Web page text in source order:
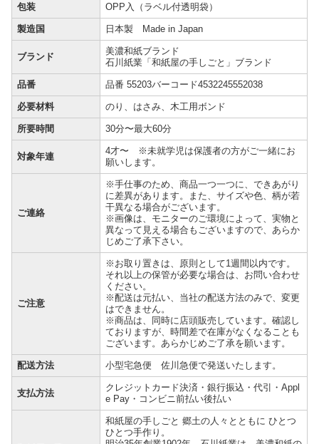
包装 OPP入（ラベル付透明袋）
製造国 日本製 Made in Japan
ブランド
美濃和紙ブランド
石川紙業「和紙屋の手しごと」ブランド
品番 品番 55203バーコード4532245552038
必要材料 のり、はさみ、木工用ボンド
所要時間 30分〜最大60分
対象年連
4才〜 ※未就学児は保護者の方がご一緒にお
願いします。
ご連絡
※手仕事のため、商品一つ一つに、できあがり
に差異があります。また、サイズや色、柄が若
干異なる場合がございます。
※画像は、モニターのご環境によって、実物と
異なって見える場合もございますので、あらか
じめご了承下さい。
ご注意
※お取り置きは、原則として1週間以内です。
それ以上の保管が必要な場合は、お問い合わせ
ください。
※配送は元払い、当社の配送方法のみで、変更
はできません。
※商品は、同時に店頭販売しています。確認し
ておりますが、時間差で在庫がなくなることも
ございます。あらかじめご了承を願います。
配送方法 小型宅急便 佐川急便で発送いたします。
支払方法
クレジットカード決済・銀行振込・代引・Appl
e Pay・コンビニ前払い後払い
和紙屋の手しごと 郷土の人々とともに ひとつ
ひとつ手作り。